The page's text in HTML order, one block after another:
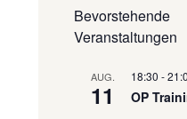
Bevorstehende
Veranstaltungen
AUG.
11
18:30 -
OP